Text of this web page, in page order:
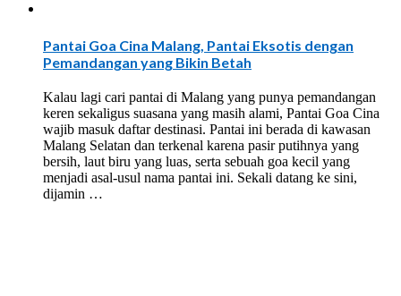
Pantai Goa Cina Malang, Pantai Eksotis dengan
Pemandangan yang Bikin Betah
Kalau lagi cari pantai di Malang yang punya pemandangan
keren sekaligus suasana yang masih alami, Pantai Goa Cina
wajib masuk daftar destinasi. Pantai ini berada di kawasan
Malang Selatan dan terkenal karena pasir putihnya yang
bersih, laut biru yang luas, serta sebuah goa kecil yang
menjadi asal-usul nama pantai ini. Sekali datang ke sini,
dijamin …